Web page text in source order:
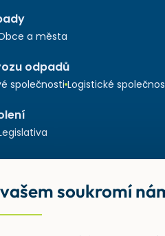
a města
odpadů
společnosti Logistické
soukromí